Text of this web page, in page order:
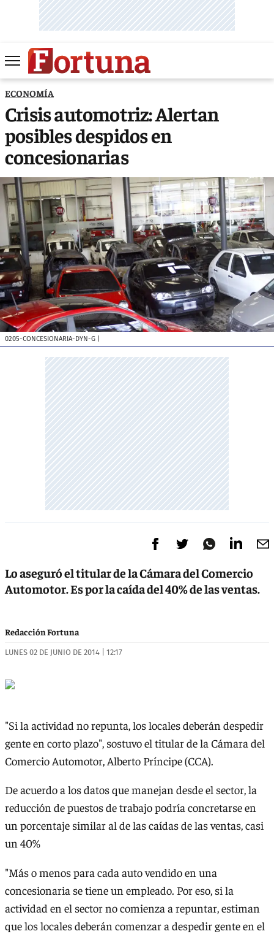
ECONOMÍA
Crisis automotriz: Alertan
posibles despidos en
concesionarias
0205-CONCESIONARIA-DYN-G
Lo aseguró el titular de la Cámara del Comercio
Automotor. Es por la caída del 40% de las ventas.
Redacción Fortuna
LUNES 02 DE JUNIO DE 2014 | 12:17
"Si la actividad no repunta, los locales deberán despedir
gente en corto plazo", sostuvo el titular de la Cámara del
Comercio Automotor, Alberto Príncipe (CCA).
De acuerdo a los datos que manejan desde el sector, la
reducción de puestos de trabajo podría concretarse en
un porcentaje similar al de las caídas de las ventas, casi
un 40%
"Más o menos para cada auto vendido en una
concesionaria se tiene un empleado. Por eso, si la
actividad en el sector no comienza a repuntar, estiman
que los locales deberán comenzar a despedir gente en el